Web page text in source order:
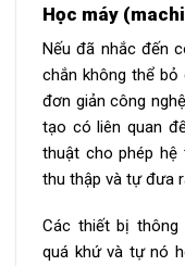
Học máy
Nếu đã nhắc đến
chắn không thể bỏ
đơn giản công
tạo có liên quan
thuật cho phép hệ
thu thập và tự đưa
Các thiết bị thông
quá khứ và tự nó